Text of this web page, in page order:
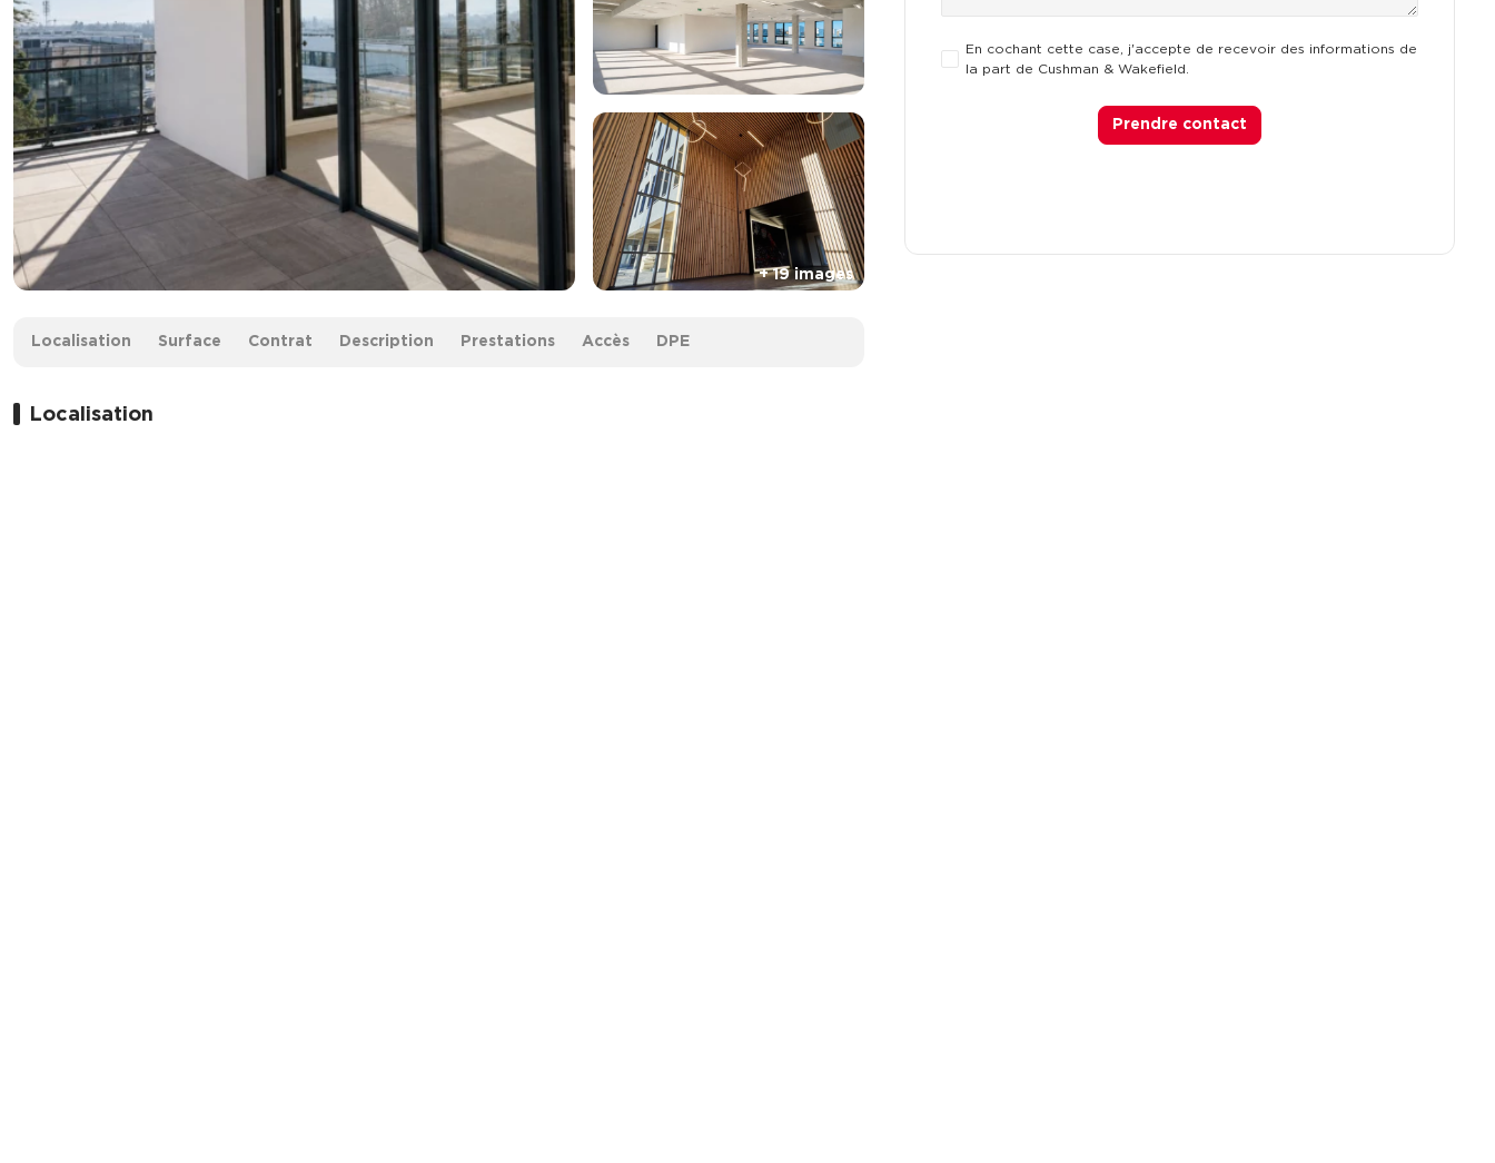
Localisation Surface Contrat Description Prestations Accès DPE
Localisation
En cochant cette case, j'accepte de recevoir des informations de
la part de Cushman & Wakefield.
Prendre contact